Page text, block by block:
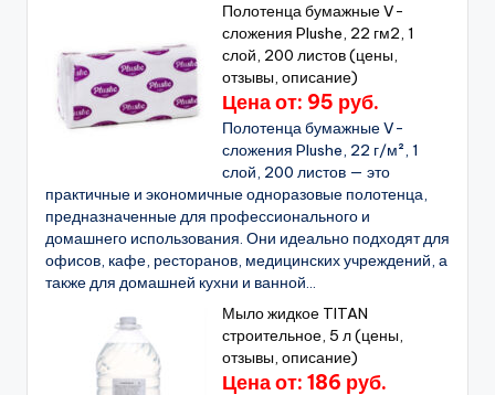
Полотенца бумажные V-
сложения Plushe, 22 гм2, 1
слой, 200 листов (цены,
отзывы, описание)
Цена от: 95 руб.
Полотенца бумажные V-
сложения Plushe, 22 г/м², 1
слой, 200 листов — это
практичные и экономичные одноразовые полотенца,
предназначенные для профессионального и
домашнего использования. Они идеально подходят для
офисов, кафе, ресторанов, медицинских учреждений, а
также для домашней кухни и ванной...
Мыло жидкое TITAN
строительное, 5 л (цены,
отзывы, описание)
Цена от: 186 руб.